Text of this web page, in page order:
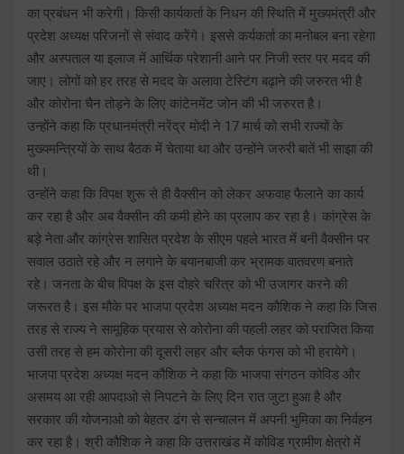
का प्रबंधन भी करेगी। किसी कार्यकर्ता के निधन की स्थिति में मुख्यमंत्री और
प्रदेश अध्यक्ष परिजनों से संवाद करेंगे। इससे कर्यकर्ता का मनोबल बना रहेगा
और अस्पताल या इलाज में आर्थिक परेशानी आने पर निजी स्तर पर मदद की
जाए। लोगों को हर तरह से मदद के अलावा टेस्टिंग बढ़ाने की जरुरत भी है
और कोरोना चैन तोड़ने के लिए कांटेनमेंट जोन की भी जरुरत है।
उन्होंने कहा कि प्रधानमंत्री नरेंद्र मोदी ने 17 मार्च को सभी राज्यों के
मुख्यमन्त्रियों के साथ बैठक में चेताया था और उन्होंने जरुरी बातें भी साझा की
थी।
उन्होंने कहा कि विपक्ष शुरू से ही वैक्सीन को लेकर अफवाह फैलाने का कार्य
कर रहा है और अब वैक्सीन की कमी होने का प्रलाप कर रहा है। कांग्रेस के
बड़े नेता और कांग्रेस शासित प्रदेश के सीएम पहले भारत में बनी वैक्सीन पर
सवाल उठाते रहे और न लगाने के बयानबाजी कर भ्रामक वातवरण बनाते
रहे। जनता के बीच विपक्ष के इस दोहरे चरित्र को भी उजागर करने की
जरूरत है। इस मौके पर भाजपा प्रदेश अध्यक्ष मदन कौशिक ने कहा कि जिस
तरह से राज्य ने सामूहिक प्रयास से कोरोना की पहली लहर को पराजित किया
उसी तरह से हम कोरोना की दूसरी लहर और ब्लैक फंगस को भी हरायेगे।
भाजपा प्रदेश अध्यक्ष मदन कौशिक ने कहा कि भाजपा संगठन कोविड और
असमय आ रही आपदाओ से निपटने के लिए दिन रात जुटा हुआ है और
सरकार की योजनाओ को बेहतर ढंग से सन्चालन में अपनी भुमिका का निर्वहन
कर रहा है। श्री कौशिक ने कहा कि उत्तराखंड में कोविड ग्रामीण क्षेत्रो में